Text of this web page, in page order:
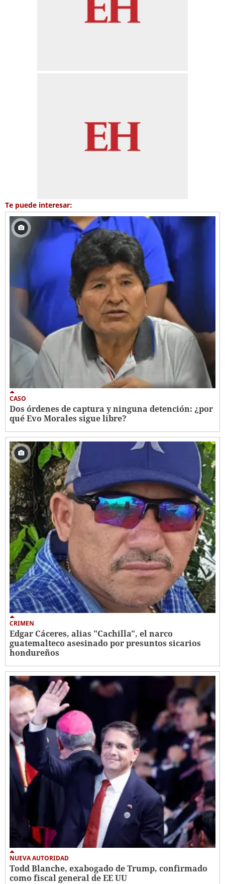
Te puede interesar:
CASO
Dos órdenes de captura y ninguna detención: ¿por
qué Evo Morales sigue libre?
CRIMEN
Edgar Cáceres, alias "Cachilla", el narco
guatemalteco asesinado por presuntos sicarios
hondureños
NUEVA AUTORIDAD
Todd Blanche, exabogado de Trump, confirmado
como fiscal general de EE UU